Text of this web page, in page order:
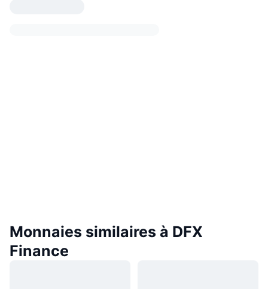
Monnaies similaires à DFX
Finance